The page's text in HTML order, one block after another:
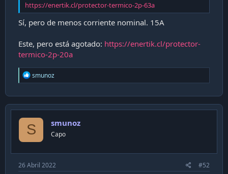
https://enertik.cl/protector-termico-2p-63a
Sí, pero de menos corriente nominal. 15A
Este, pero está agotado: https://enertik.cl/protector-
termico-2p-20a
R
e
c
t
o
n
smunoz
S smunoz
Capo
26 Abril 2022 #52